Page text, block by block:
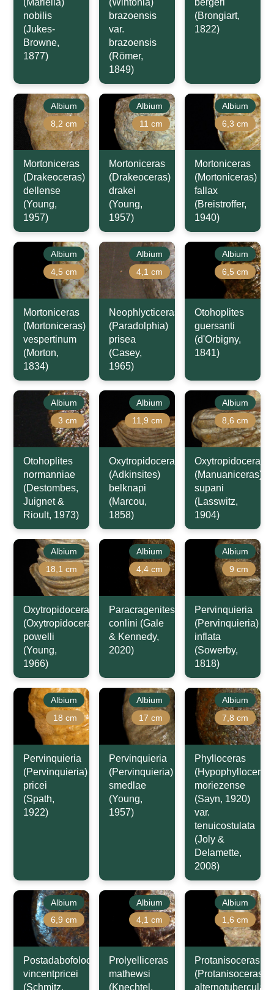
nobilis
(Jukes-
Browne,
1877)
brazoensis
var.
brazoensis
(Römer,
1849)
(Brongiart,
1822)
Albium
8,2 cm
Mortoniceras
(Drakeoceras)
dellense
(Young,
1957)
Albium
11 cm
Mortoniceras
(Drakeoceras)
drakei
(Young,
1957)
Albium
6,3 cm
Mortoniceras
(Mortoniceras)
fallax
(Breistroffer,
1940)
Albium
4,5 cm
Mortoniceras
(Mortoniceras)
vespertinum
(Morton,
1834)
Albium
4,1 cm
Neophlycticeras
(Paradolphia)
prisea
(Casey,
1965)
Albium
6,5 cm
Otohoplites
guersanti
(d'Orbigny,
1841)
Albium
3 cm
Otohoplites
normanniae
(Destombes,
Juignet &
Rioult, 1973)
Albium
11,9 cm
Oxytropidoceras
(Adkinsites)
belknapi
(Marcou,
1858)
Albium
8,6 cm
Oxytropidoceras
(Manuaniceras)
supani
(Lasswitz,
1904)
Albium
18,1 cm
Oxytropidoceras
(Oxytropidoceras)
powelli
(Young,
1966)
Albium
4,4 cm
Paracragenites
conlini (Gale
& Kennedy,
2020)
Albium
9 cm
Pervinquieria
(Pervinquieria)
inflata
(Sowerby,
1818)
Albium
18 cm
Pervinquieria
(Pervinquieria)
pricei
(Spath,
1922)
Albium
17 cm
Pervinquieria
(Pervinquieria)
smedlae
(Young,
1957)
Albium
7,8 cm
Phylloceras
(Hypophylloceras)
moriezense
(Sayn, 1920)
var.
tenuicostulata
(Joly &
Delamette,
2008)
Albium
6,9 cm
Postadabofoloceras
vincentpricei
(Schmitz,
Albium
4,1 cm
Prolyelliceras
mathewsi
(Knechtel,
Albium
1,6 cm
Protanisoceras
(Protanisoceras)